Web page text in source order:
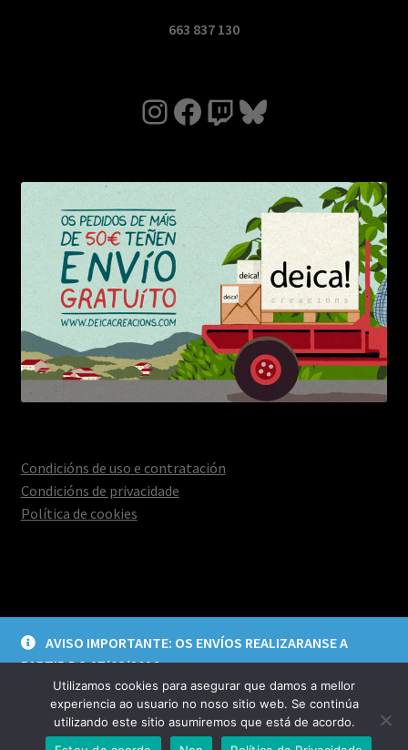
AVISO IMPORTANTE: OS ENVÍOS REALIZARANSE A
PARTIR DO 27/08/2026
Descartar
663 837 130
Instagram
Facebook
TwitchBluesky
Condicións de uso e contratación
Condicións de privacidade
Política de cookies
Aviso legal e política de privacidade
Construído con
0
Utilizamos cookies para asegurar que damos a mellor
experiencia ao usuario no noso sitio web. Se continúa
utilizando este sitio asumiremos que está de acordo.